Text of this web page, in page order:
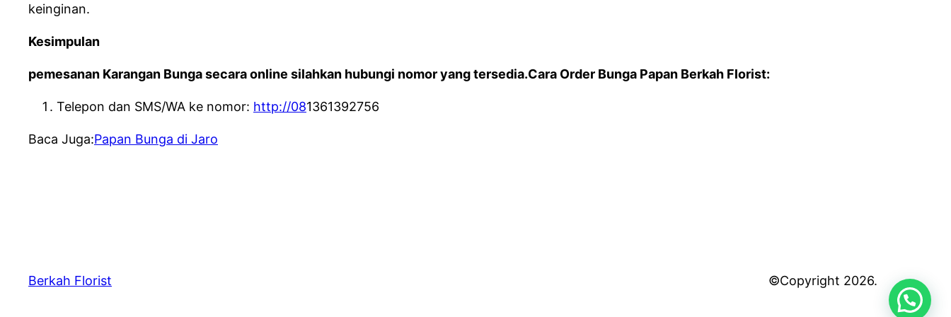
keinginan.
Kesimpulan
pemesanan Karangan Bunga secara online silahkan hubungi nomor yang tersedia.Cara Order Bunga Papan Berkah Florist:
Telepon dan SMS/WA ke nomor: http://081361392756
Baca Juga:Papan Bunga di Jaro
Berkah Florist ©Copyright 2026.